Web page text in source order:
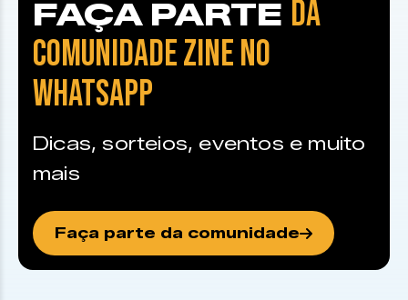
FAÇA PARTE DA
COMUNIDADE ZINE NO
WHATSAPP
Dicas, sorteios, eventos e muito
mais
Faça parte da comunidade